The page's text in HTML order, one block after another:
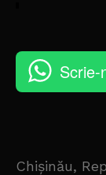
Chișinău,